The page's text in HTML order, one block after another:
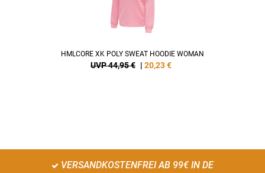
HMLCORE XK POLY SWEAT HOODIE WOMAN
UVP 44,95 € | 20,23€
VERSANDKOSTENFREI AB 99€ IN DE